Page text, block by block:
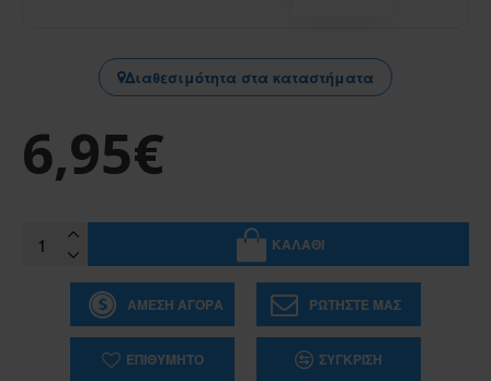
Διαθεσιμότητα στα καταστήματα
6,95€
ΚΑΛΆΘΙ
ΆΜΕΣΗ ΑΓΟΡΆ ΡΩΤΉΣΤΕ ΜΑΣ
ΕΠΙΘΥΜΗΤΌ ΣΎΓΚΡΙΣΗ